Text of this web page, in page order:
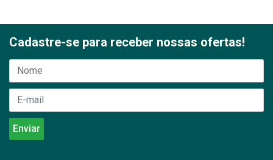
Cadastre-se para receber nossas ofertas!